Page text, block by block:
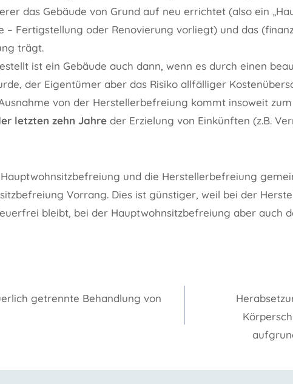
das Gebäude von Grund auf neu errichtet (also ein
– Fertigstellung oder Renovierung vorliegt) und das
trägt.
ist ein Gebäude auch dann, wenn es durch einen
der Eigentümer aber das Risiko allfälliger
von der Herstellerbefreiung kommt insoweit
letzten zehn Jahre der Erzielung von Einkünften (z.B.
und die Herstellerbefreiung
Vorrang. Dies ist günstiger, weil bei der
bleibt, bei der Hauptwohnsitzbefreiung aber auch
getrennte Behandlung von